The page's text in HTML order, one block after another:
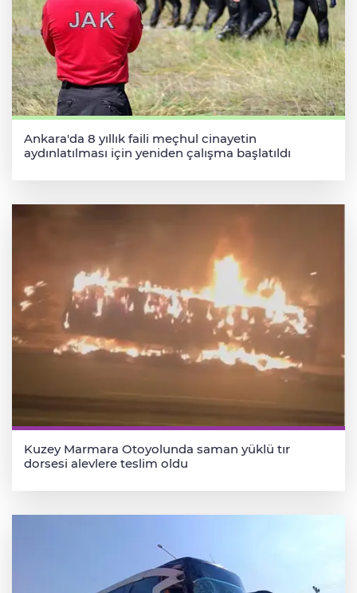
Ankara'da 8 yıllık faili meçhul cinayetin
aydınlatılması için yeniden çalışma başlatıldı
Kuzey Marmara Otoyolunda saman yüklü tır
dorsesi alevlere teslim oldu